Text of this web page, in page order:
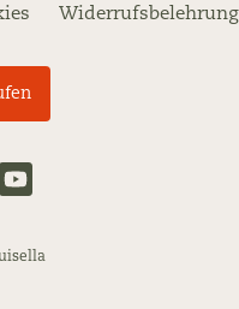
Widerrufsbelehrung